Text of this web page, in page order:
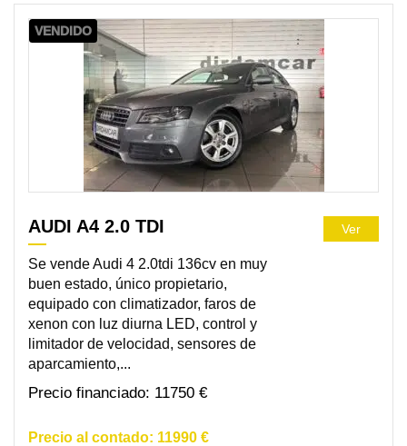
VENDIDO
AUDI A4 2.0 TDI
Se vende Audi 4 2.0tdi 136cv en muy
buen estado, único propietario,
equipado con climatizador, faros de
xenon con luz diurna LED, control y
limitador de velocidad, sensores de
aparcamiento,...
11750 €
11990 €
Ver